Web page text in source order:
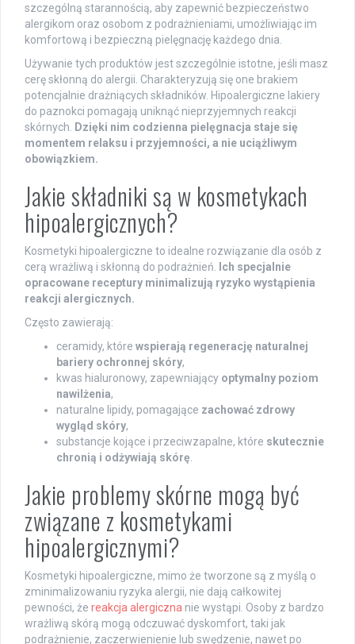
szczególną starannością, aby zapewnić bezpieczeństwo
alergikom oraz osobom z podrażnieniami, umożliwiając im
komfortową i bezpieczną pielęgnację każdego dnia.
Używanie tych produktów jest szczególnie istotne, jeśli masz
cerę skłonną do alergii. Charakteryzują się one brakiem
potencjalnie drażniących składników. Hipoalergiczne lakiery
do paznokci pomagają uniknąć nieprzyjemnych reakcji
skórnych. Dzięki nim codzienna pielęgnacja staje się
momentem relaksu i przyjemności, a nie uciążliwym
obowiązkiem.
Jakie składniki są w kosmetykach
hipoalergicznych?
Kosmetyki hipoalergiczne to idealne rozwiązanie dla osób z
cerą wrażliwą i skłonną do podrażnień. Ich specjalnie
opracowane receptury minimalizują ryzyko wystąpienia
reakcji alergicznych.
Często zawierają:
ceramidy, które wspierają regenerację naturalnej
bariery ochronnej skóry,
kwas hialuronowy, zapewniający optymalny poziom
nawilżenia,
naturalne lipidy, pomagające zachować zdrowy
wygląd skóry,
substancje kojące i przeciwzapalne, które skutecznie
chronią i odżywiają skórę.
Jakie problemy skórne mogą być
związane z kosmetykami
hipoalergicznymi?
Kosmetyki hipoalergiczne, mimo że tworzone są z myślą o
zminimalizowaniu ryzyka alergii, nie dają całkowitej
pewności, że reakcja alergiczna nie wystąpi. Osoby z bardzo
wrażliwą skórą mogą odczuwać dyskomfort, taki jak
podrażnienie, zaczerwienienie lub swędzenie, nawet po